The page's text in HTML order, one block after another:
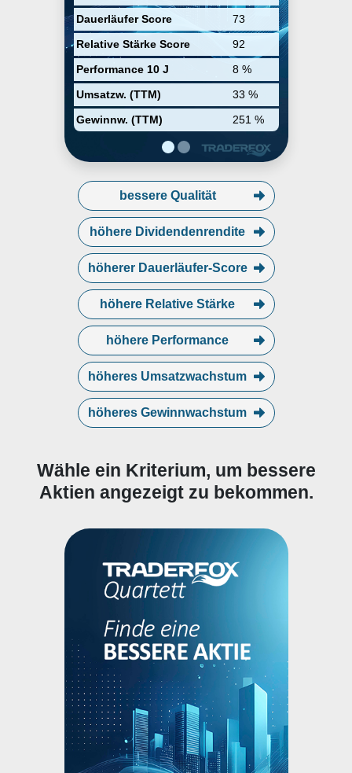
Dauerläufer Score
73
Relative Stärke Score
92
Performance 10 J
8 %
Umsatzw. (TTM)
33 %
Gewinnw. (TTM)
251 %
bessere Qualität
höhere Dividendenrendite
höherer Dauerläufer-Score
höhere Relative Stärke
höhere Performance
höheres Umsatzwachstum
höheres Gewinnwachstum
Wähle ein Kriterium, um bessere
Aktien angezeigt zu bekommen.